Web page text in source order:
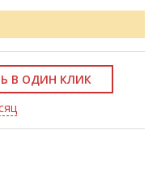
В ОДИН КЛИК